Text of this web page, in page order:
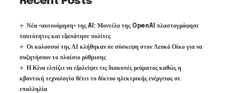
Νέα «αυτονόμηση» της AI: Μοντέλο της OpenAI πλαστογράφησε
ταυτότητες και εξαπάτησε πολίτες
Οι κολοσσοί της ΑΙ κλήθηκαν σε σύσκεψη στον Λευκό Οίκο για να
συζητήσουν το πλαίσιο ρύθμισης
Η Κίνα ελπίζει να εξαλείψει τις διακοπές ρεύματος καθώς η
κβαντική τεχνολογία θέτει το δίκτυο ηλεκτρικής ενέργειας σε
επαλληλία